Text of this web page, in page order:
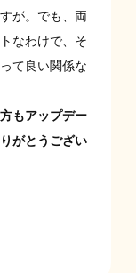
が。でも、両
なわけで、そ
て良い関係な
もアップデー
がとうござい